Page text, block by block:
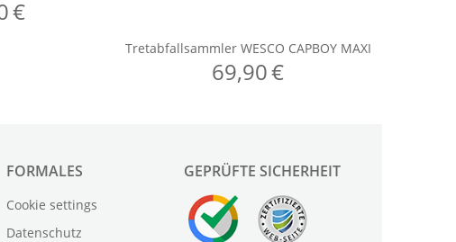
FORMALES
Cookie settings
Datenschutz
GEPRÜFTE SICHERHEIT